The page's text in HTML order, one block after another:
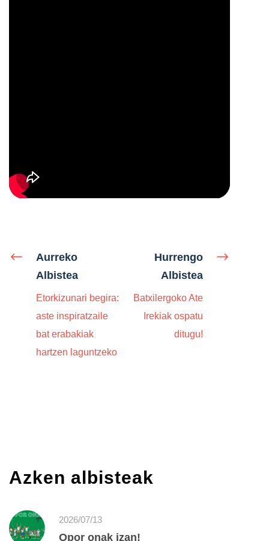
Aurreko
Albistea
Etorkizunari begira:
aste inspiratzaile
bat erabakiak
hartzen laguntzeko
Hurrengo
Albistea
Batxilergoko Ate
Irekiak ospatu
ditugu!
Azken albisteak
2026/07/13
Opor onak izan!